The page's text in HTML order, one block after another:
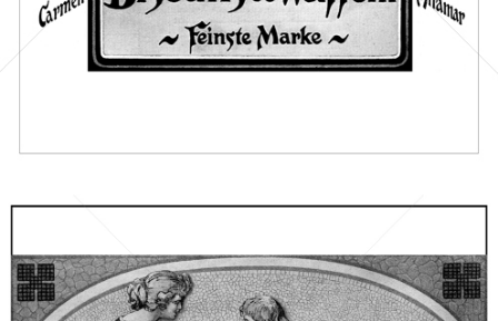
Bild-ID: 66101